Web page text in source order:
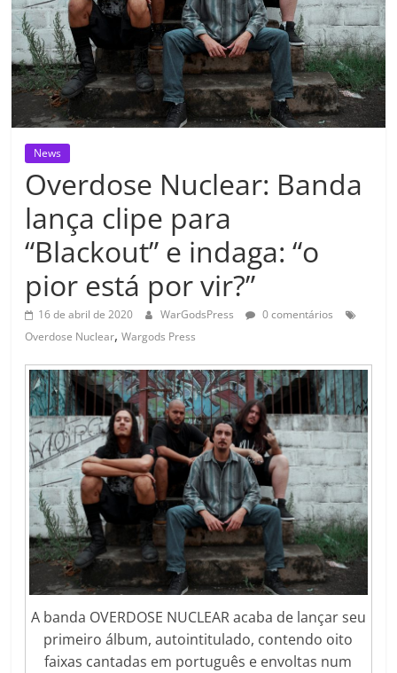
News
Overdose Nuclear: Banda
lança clipe para
“Blackout” e indaga: “o
pior está por vir?”
16 de abril de 2020 WarGodsPress
0 comentários
Overdose Nuclear,Wargods Press
A banda OVERDOSE NUCLEAR acaba de lançar seu
primeiro álbum, autointitulado, contendo oito
faixas cantadas em português e envoltas num